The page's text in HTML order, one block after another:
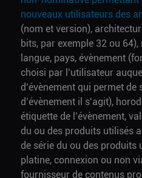
nouveaux utilisateurs des
(nom et version),
bits, par exemple 32 ou
langue, pays, évènement
choisi par l’utilisateur
d’évènement qui permet de
d’évènement il s’agit),
étiquette de l’évènement,
du ou des produits utilisés
de série du ou des produits
platine, connexion ou non
fournisseur de contenus